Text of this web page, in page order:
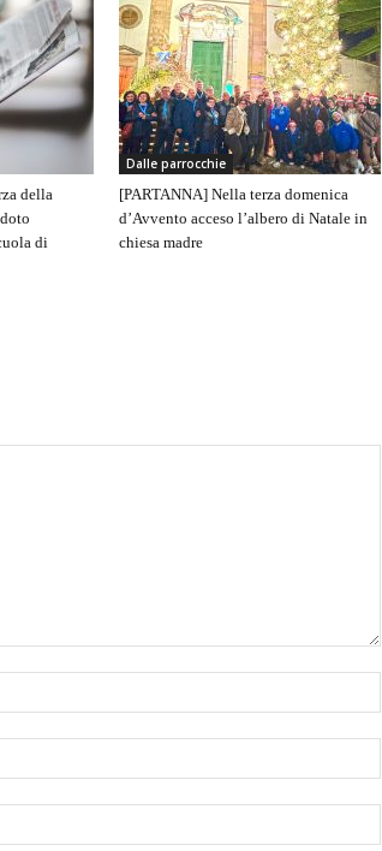
della
di
Dalle parrocchie
[PARTANNA] Nella terza domenica
d’Avvento acceso l’albero di Natale in
chiesa madre